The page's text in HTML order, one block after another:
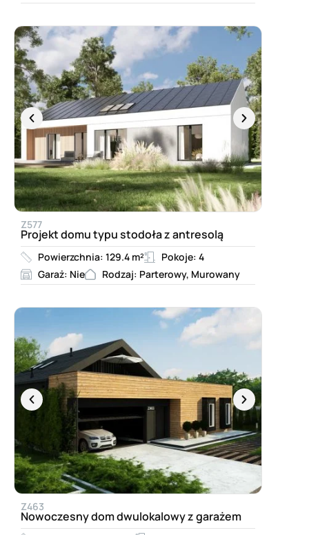
Z577
Projekt domu typu stodoła z antresolą
Powierzchnia: 129.4 m²
Pokoje: 4
Garaż: Nie
Rodzaj: Parterowy, Murowany
Z463
Nowoczesny dom dwulokalowy z garażem